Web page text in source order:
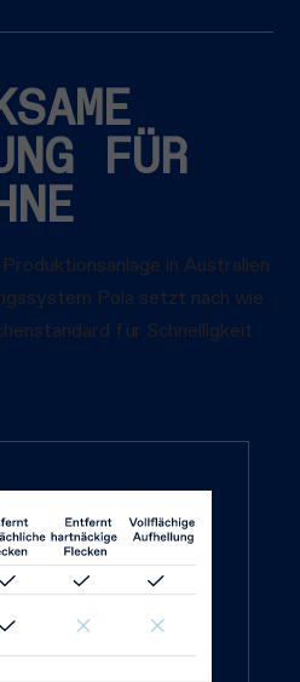
FÜR
in Australien
Pola setzt nach wie
für Schnelligkeit